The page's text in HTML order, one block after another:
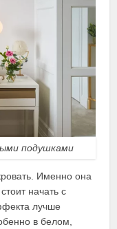
подушками
Именно она
начать с
лучше
в белом,